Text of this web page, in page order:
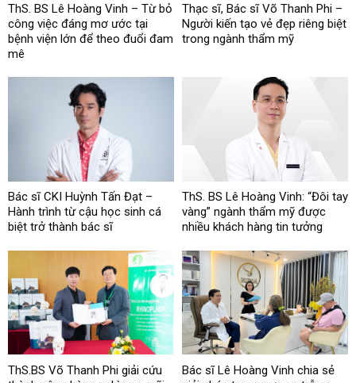
ThS. BS Lê Hoàng Vinh – Từ bỏ
công việc đáng mơ ước tại
bệnh viện lớn để theo đuổi đam
mê
Thạc sĩ, Bác sĩ Võ Thanh Phi –
Người kiến tạo vẻ đẹp riêng biệt
trong ngành thẩm mỹ
Bác sĩ CKI Huỳnh Tấn Đạt –
Hành trình từ cậu học sinh cá
biệt trở thành bác sĩ
ThS. BS Lê Hoàng Vinh: “Đôi tay
vàng” ngành thẩm mỹ được
nhiều khách hàng tin tưởng
ThS.BS Võ Thanh Phi giải cứu
Bác sĩ Lê Hoàng Vinh chia sẻ